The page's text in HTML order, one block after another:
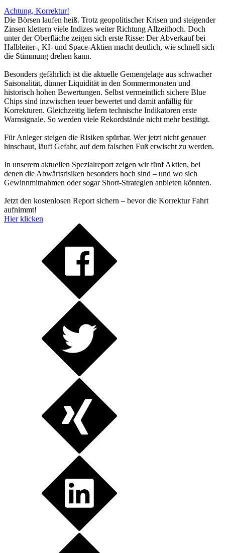
Achtung, Korrektur!
Die Börsen laufen heiß. Trotz geopolitischer Krisen und steigender
Zinsen klettern viele Indizes weiter Richtung Allzeithoch. Doch
unter der Oberfläche zeigen sich erste Risse: Der Abverkauf bei
Halbleiter-, KI- und Space-Aktien macht deutlich, wie schnell sich
die Stimmung drehen kann.
Besonders gefährlich ist die aktuelle Gemengelage aus schwacher
Saisonalität, dünner Liquidität in den Sommermonaten und
historisch hohen Bewertungen. Selbst vermeintlich sichere Blue
Chips sind inzwischen teuer bewertet und damit anfällig für
Korrekturen. Gleichzeitig liefern technische Indikatoren erste
Warnsignale. So werden viele Rekordstände nicht mehr bestätigt.
Für Anleger steigen die Risiken spürbar. Wer jetzt nicht genauer
hinschaut, läuft Gefahr, auf dem falschen Fuß erwischt zu werden.
In unserem aktuellen Spezialreport zeigen wir fünf Aktien, bei
denen die Abwärtsrisiken besonders hoch sind – und wo sich
Gewinnmitnahmen oder sogar Short-Strategien anbieten könnten.
Jetzt den kostenlosen Report sichern – bevor die Korrektur Fahrt
aufnimmt!
Hier klicken